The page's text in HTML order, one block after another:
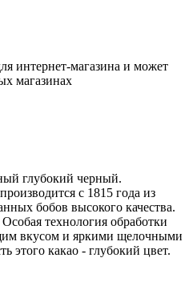
интернет-магазина и может
магазинах
глубокий черный.
с 1815 года из
бобов высокого качества.
технология обработки
вкусом и яркими щелочными
этого какао - глубокий цвет.